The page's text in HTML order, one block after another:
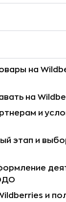
на
на
и
этап и
и